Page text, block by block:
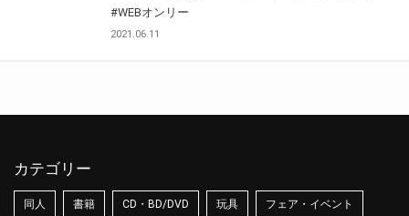
#WEBオンリー
2021.06.11
カテゴリー
同人 書籍 CD・BD/DVD 玩具 フェア・イベント